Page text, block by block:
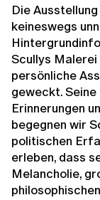
Die
keineswegs
Scullys
persönliche
geweckt.
Erinnerungen
begegnen wir
politischen
erleben, dass
Melancholie,